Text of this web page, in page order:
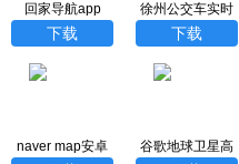
回家导航app
下载
徐州公交车实时
查询app
下载
naver map安卓
谷歌地球卫星高